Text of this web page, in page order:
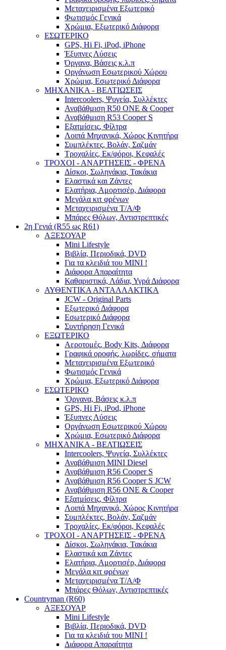
Μεταχειρισμένα Εξωτερικό
Φωτισμός Γενικά
Χρώμια, Εξωτερικό Διάφορα
ΕΣΩΤΕΡΙΚΟ
GPS, Hi Fi, iPod, iPhone
Έξυπνες Λύσεις
Όργανα, Βάσεις κ.λ.π
Οργάνωση Εσωτερικού Χώρου
Χρώμια, Εσωτερικό Διάφορα
ΜΗΧΑΝΙΚΑ - ΒΕΛΤΙΩΣΕΙΣ
Intercoolers, Ψυγεία, Συλλέκτες
Αναβάθμιση R50 ONE & Cooper
Αναβάθμιση R53 Cooper S
Εξατμίσεις, Φίλτρα
Λοιπά Μηχανικά, Χώρος Κινητήρα
Συμπλέκτες, Βολάν, Σαζμάν
Τροχαλίες, Εκ/φόροι, Κεφαλές
ΤΡΟΧΟΙ - ΑΝΑΡΤΗΣΕΙΣ - ΦΡΕΝΑ
Δίσκοι, Σωληνάκια, Τακάκια
Ελαστικά και Ζάντες
Ελατήρια, Αμορτισέρ, Διάφορα
Μεγάλα κιτ φρένων
Μεταχειρισμένα Τ/Α/Φ
Μπάρες Θόλων, Αντιστρεπτικές
2η Γενιά (R55 ως R61)
ΑΞΕΣΟΥΑΡ
Mini Lifestyle
Βιβλία, Περιοδικά, DVD
Για τα κλειδιά του MINI !
Διάφορα Απαραίτητα
Καθαριστικά, Λάδια, Υγρά Διάφορα
ΑΥΘΕΝΤΙΚΑ ΑΝΤΑΛΛΑΚΤΙΚΑ
JCW - Original Parts
Εξωτερικό Διάφορα
Εσωτερικό Διάφορα
Συντήρηση Γενικά
ΕΞΩΤΕΡΙΚΟ
Αεροτομές, Body Kits, Διάφορα
Γραφικά οροφής, λωρίδες, σήματα
Μεταχειρισμένα Εξωτερικό
Φωτισμός Γενικά
Χρώμια, Εξωτερικό Διάφορα
ΕΣΩΤΕΡΙΚΟ
'Οργανα, Βάσεις κ.λ.π
GPS, Hi Fi, iPod, iPhone
Έξυπνες Λύσεις
Οργάνωση Εσωτερικού Χώρου
Χρώμια, Εσωτερικό Διάφορα
ΜΗΧΑΝΙΚΑ - ΒΕΛΤΙΩΣΕΙΣ
Intercoolers, Ψυγεία, Συλλέκτες
Αναβάθμιση MINI Diesel
Αναβάθμιση R56 Cooper S
Αναβάθμιση R56 Cooper S JCW
Αναβάθμιση R56 ONE & Cooper
Εξατμίσεις, Φίλτρα
Λοιπά Μηχανικά, Χώρος Κινητήρα
Συμπλέκτες, Βολάν, Σαζμάν
Τροχαλίες, Εκ/φόροι, Κεφαλές
ΤΡΟΧΟΙ - ΑΝΑΡΤΗΣΕΙΣ - ΦΡΕΝΑ
Δίσκοι, Σωληνάκια, Τακάκια
Ελαστικά και Ζάντες
Ελατήρια, Αμορτισέρ, Διάφορα
Μεγάλα κιτ φρένων
Μεταχειρισμένα Τ/Α/Φ
Μπάρες Θόλων, Αντιστρεπτικές
Countryman (R60)
ΑΞΕΣΟΥΑΡ
Mini Lifestyle
Βιβλία, Περιοδικά, DVD
Για τα κλειδιά του MINI !
Διάφορα Απαραίτητα